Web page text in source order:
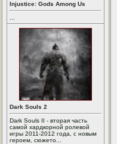
Injustice: Gods Among Us
Dark Souls 2
Dark Souls II - вторая часть
самой хардкорной ролевой
игры 2011-2012 года, с новым
героем, сюжето...